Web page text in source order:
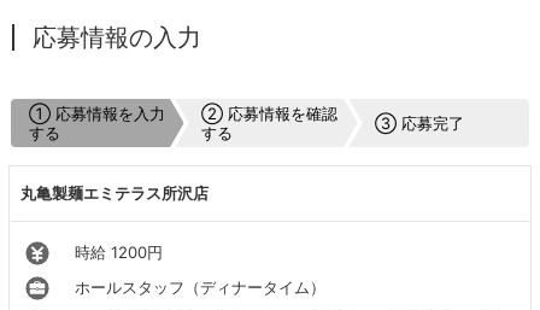
応募情報の入力
① 応募情報を入力
する
② 応募情報を確認
する
③ 応募完了
丸亀製麺エミテラス所沢店
時給 1200円
ホールスタッフ（ディナータイム）